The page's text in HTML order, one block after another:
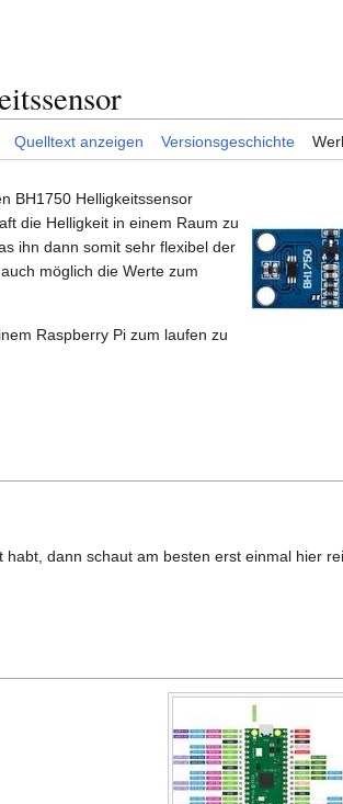
Quelltext anzeigen Versionsgeschichte
BH1750 Helligkeitssensor
die Helligkeit in einem Raum zu
ihn dann somit sehr flexibel der
möglich die Werte zum
Raspberry Pi zum laufen zu
dann schaut am besten erst einmal hier